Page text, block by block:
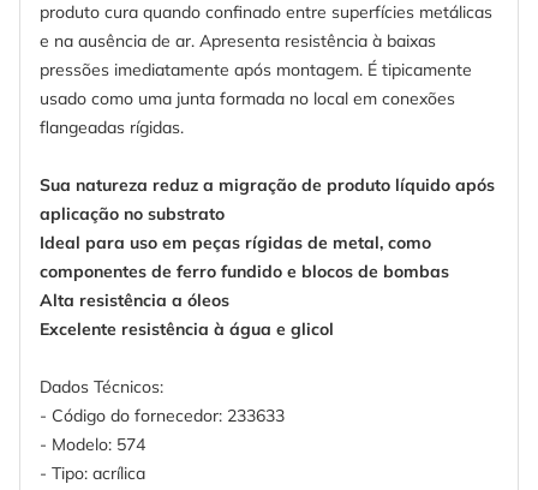
produto cura quando confinado entre superfícies metálicas
e na ausência de ar. Apresenta resistência à baixas
pressões imediatamente após montagem. É tipicamente
usado como uma junta formada no local em conexões
flangeadas rígidas.
Sua natureza reduz a migração de produto líquido após
aplicação no substrato
Ideal para uso em peças rígidas de metal, como
componentes de ferro fundido e blocos de bombas
Alta resistência a óleos
Excelente resistência à água e glicol
Dados Técnicos:
- Código do fornecedor: 233633
- Modelo: 574
- Tipo: acrílica